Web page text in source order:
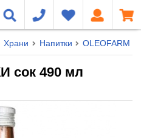
Храни Напитки OLEOFARM
490 мл